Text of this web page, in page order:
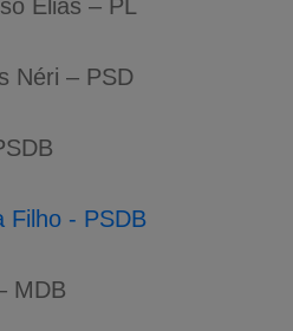
Elias – PL
Néri – PSD
Filho - PSDB
MDB